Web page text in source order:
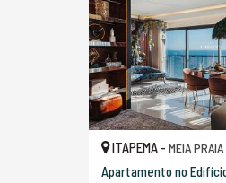
ITAPEMA - MEIA PRAIA
Apartamento no